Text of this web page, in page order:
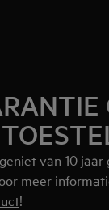
van 10
meer
!